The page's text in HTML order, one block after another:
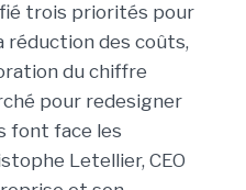
trois priorités pour
réduction des coûts,
du chiffre
pour redesigner
font face les
Letellier, CEO